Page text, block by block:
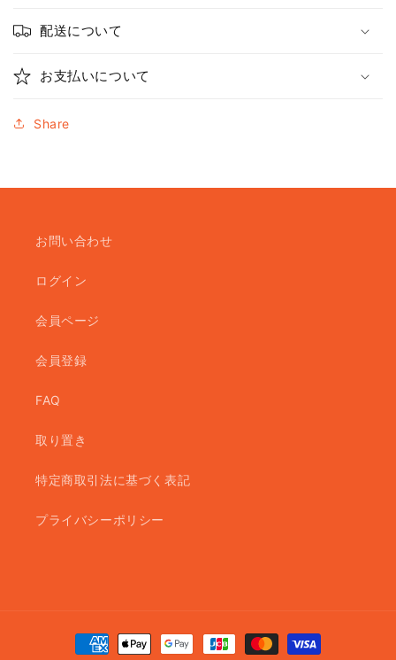
配送について
お支払いについて
Share
お問い合わせ
ログイン
会員ページ
会員登録
FAQ
取り置き
特定商取引法に基づく表記
プライバシーポリシー
決